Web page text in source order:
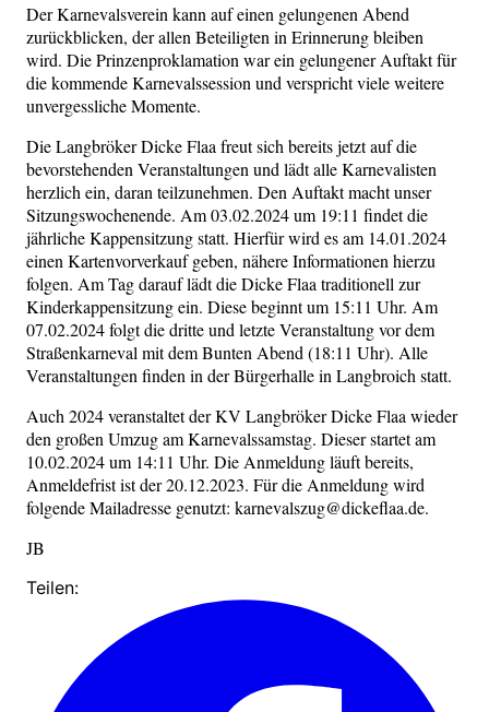
Der Karnevalsverein kann auf einen gelungenen Abend
zurückblicken, der allen Beteiligten in Erinnerung bleiben
wird. Die Prinzenproklamation war ein gelungener Auftakt für
die kommende Karnevalssession und verspricht viele weitere
unvergessliche Momente.
Die Langbröker Dicke Flaa freut sich bereits jetzt auf die
bevorstehenden Veranstaltungen und lädt alle Karnevalisten
herzlich ein, daran teilzunehmen. Den Auftakt macht unser
Sitzungswochenende. Am 03.02.2024 um 19:11 findet die
jährliche Kappensitzung statt. Hierfür wird es am 14.01.2024
einen Kartenvorverkauf geben, nähere Informationen hierzu
folgen. Am Tag darauf lädt die Dicke Flaa traditionell zur
Kinderkappensitzung ein. Diese beginnt um 15:11 Uhr. Am
07.02.2024 folgt die dritte und letzte Veranstaltung vor dem
Straßenkarneval mit dem Bunten Abend (18:11 Uhr). Alle
Veranstaltungen finden in der Bürgerhalle in Langbroich statt.
Auch 2024 veranstaltet der KV Langbröker Dicke Flaa wieder
den großen Umzug am Karnevalssamstag. Dieser startet am
10.02.2024 um 14:11 Uhr. Die Anmeldung läuft bereits,
Anmeldefrist ist der 20.12.2023. Für die Anmeldung wird
folgende Mailadresse genutzt: karnevalszug@dickeflaa.de.
JB
Teilen: